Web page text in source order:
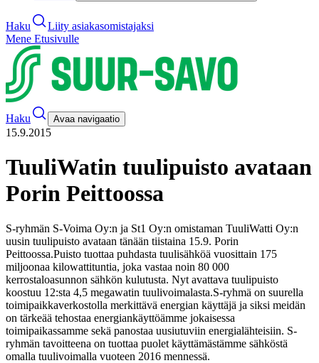
Haku
Liity asiakasomistajaksi
Mene Etusivulle
Haku Avaa navigaatio
15.9.2015
TuuliWatin tuulipuisto avataan
Porin Peittoossa
S-ryhmän S-Voima Oy:n ja St1 Oy:n omistaman TuuliWatti Oy:n
uusin tuulipuisto avataan tänään tiistaina 15.9. Porin
Peittoossa.Puisto tuottaa puhdasta tuulisähköä vuosittain 175
miljoonaa kilowattituntia, joka vastaa noin 80 000
kerrostaloasunnon sähkön kulutusta. Nyt avattava tuulipuisto
koostuu 12:sta 4,5 megawatin tuulivoimalasta.S-ryhmä on suurella
toimipaikkaverkostolla merkittävä energian käyttäjä ja siksi meidän
on tärkeää tehostaa energiankäyttöämme jokaisessa
toimipaikassamme sekä panostaa uusiutuviin energialähteisiin. S-
ryhmän tavoitteena on tuottaa puolet käyttämästämme sähköstä
omalla tuulivoimalla vuoteen 2016 mennessä.